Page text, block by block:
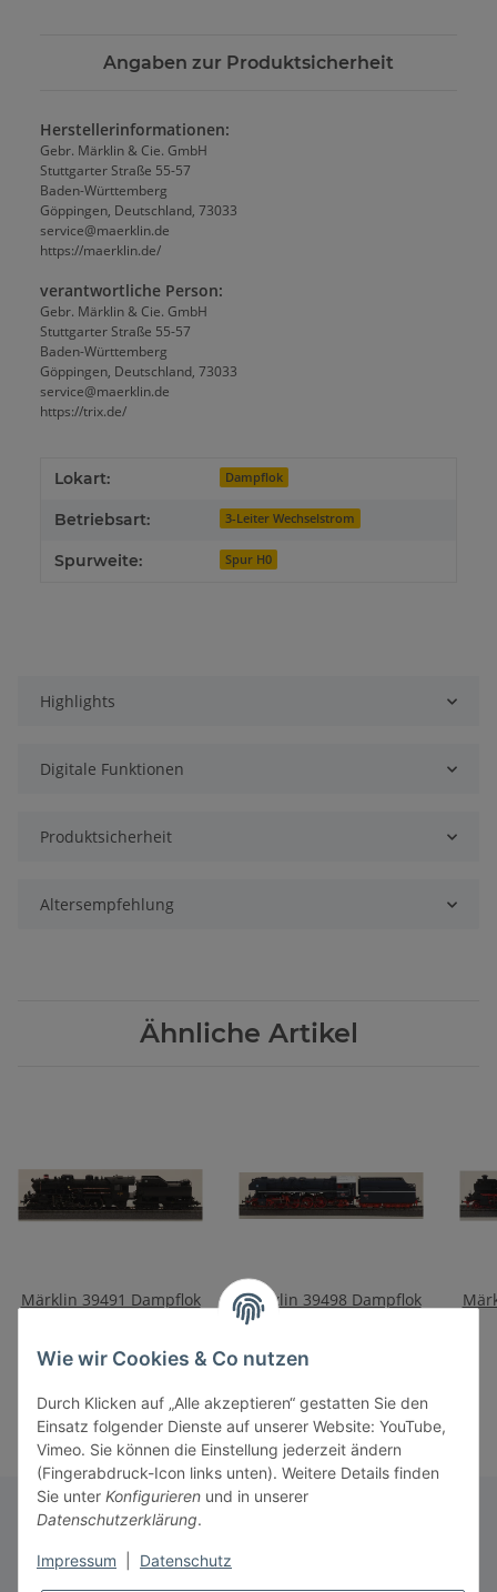
Angaben zur Produktsicherheit
Herstellerinformationen:
Gebr. Märklin & Cie. GmbH
Stuttgarter Straße 55-57
Baden-Württemberg
Göppingen, Deutschland, 73033
service@maerklin.de
https://maerklin.de/
verantwortliche Person:
Gebr. Märklin & Cie. GmbH
Stuttgarter Straße 55-57
Baden-Württemberg
Göppingen, Deutschland, 73033
service@maerklin.de
https://trix.de/
Lokart: Dampflok
Betriebsart: 3-Leiter Wechselstrom
Spurweite: Spur H0
Highlights
Digitale Funktionen
Produktsicherheit
Altersempfehlung
Ähnliche Artikel
Märklin 39491 Dampflok
659,00 €
*
Märklin 39498 Dampflok
Informationen
Wie wir Cookies & Co nutzen
Durch Klicken auf „Alle akzeptieren“ gestatten Sie den
Einsatz folgender Dienste auf unserer Website: YouTube,
Vimeo. Sie können die Einstellung jederzeit ändern
(Fingerabdruck-Icon links unten). Weitere Details finden
Sie unter Konfigurieren und in unserer
Datenschutzerklärung.
Impressum Datenschutz